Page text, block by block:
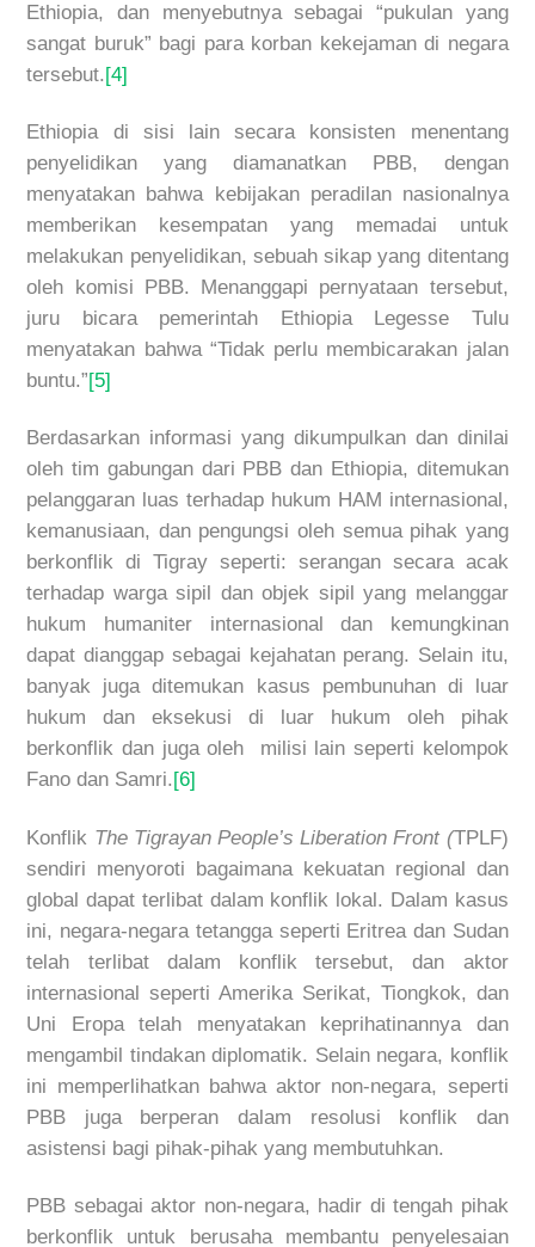
Ethiopia, dan menyebutnya sebagai “pukulan yang
sangat buruk” bagi para korban kekejaman di negara
tersebut. [4]
Ethiopia di sisi lain secara konsisten menentang
penyelidikan yang diamanatkan PBB, dengan
menyatakan bahwa kebijakan peradilan nasionalnya
memberikan kesempatan yang memadai untuk
melakukan penyelidikan, sebuah sikap yang ditentang
oleh komisi PBB. Menanggapi pernyataan tersebut,
juru bicara pemerintah Ethiopia Legesse Tulu
menyatakan bahwa “Tidak perlu membicarakan jalan
buntu.”[5]
Berdasarkan informasi yang dikumpulkan dan dinilai
oleh tim gabungan dari PBB dan Ethiopia, ditemukan
pelanggaran luas terhadap hukum HAM internasional,
kemanusiaan, dan pengungsi oleh semua pihak yang
berkonflik di Tigray seperti: serangan secara acak
terhadap warga sipil dan objek sipil yang melanggar
hukum humaniter internasional dan kemungkinan
dapat dianggap sebagai kejahatan perang. Selain itu,
banyak juga ditemukan kasus pembunuhan di luar
hukum dan eksekusi di luar hukum oleh pihak
berkonflik dan juga oleh milisi lain seperti kelompok
Fano dan Samri. [6]
Konflik The Tigrayan People’s Liberation Front (TPLF)
sendiri menyoroti bagaimana kekuatan regional dan
global dapat terlibat dalam konflik lokal. Dalam kasus
ini, negara-negara tetangga seperti Eritrea dan Sudan
telah terlibat dalam konflik tersebut, dan aktor
internasional seperti Amerika Serikat, Tiongkok, dan
Uni Eropa telah menyatakan keprihatinannya dan
mengambil tindakan diplomatik. Selain negara, konflik
ini memperlihatkan bahwa aktor non-negara, seperti
PBB juga berperan dalam resolusi konflik dan
asistensi bagi pihak-pihak yang membutuhkan.
PBB sebagai aktor non-negara, hadir di tengah pihak
berkonflik untuk berusaha membantu penyelesaian